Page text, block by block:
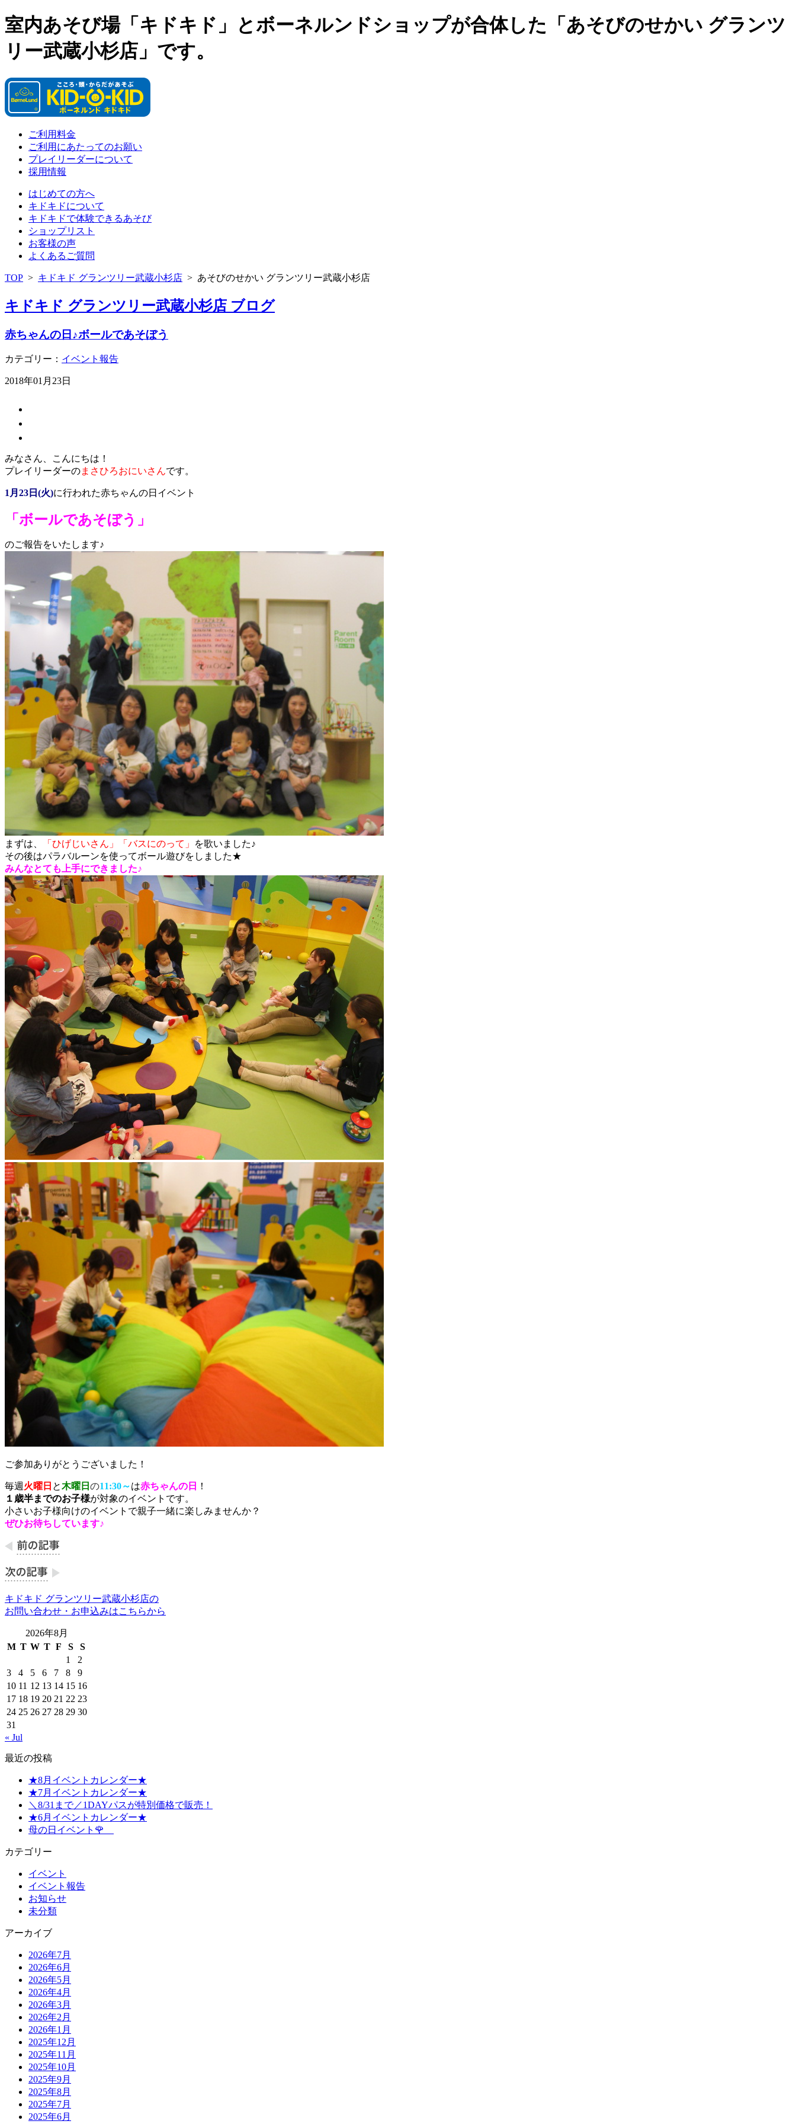
室内あそび場「キドキド」とボーネルンドショップが合体した「あそびのせかい グランツ
リー武蔵小杉店」です。
ご利用料金
ご利用にあたってのお願い
プレイリーダーについて
採用情報
はじめての方へ
キドキドについて
キドキドで体験できるあそび
ショップリスト
お客様の声
よくあるご質問
TOP > キドキド グランツリー武蔵小杉店 > あそびのせかい グランツリー武蔵小杉店
キドキド グランツリー武蔵小杉店 ブログ
赤ちゃんの日♪ボールであそぼう
カテゴリー： イベント報告
2018年01月23日
みなさん、こんにちは！
プレイリーダーのまさひろおにいさんです。
1月23日(火)に行われた赤ちゃんの日イベント
「 ボールであそぼう」
のご報告をいたします♪
まずは、 「ひげじいさん」「バスにのって」
を歌いました♪
その後はパラバルーンを使ってボール遊びをしました★
みんなとても上手にできました♪
ご参加ありがとうございました！
毎週火曜日 と木曜日 の11:30～は赤ちゃんの日
！
１歳半までのお子様が対象のイベントです。
小さいお子様向けのイベントで親子一緒に楽しみませんか？
ぜひお待ちしています♪
キドキド グランツリー武蔵小杉店の
お問い合わせ・お申込みはこちらから
2026年8月
M T W T F S
S
1
2
3
4 5 6 7 8
9
10 11 12 13 14 15 16
17 18 19 20 21 22 23
24 25 26 27 28 29 30
31
« Jul
最近の投稿
★8月イベントカレンダー★
★7月イベントカレンダー★
＼8/31まで／1DAYパスが特別価格で販売！
★6月イベントカレンダー★
母の日イベント🌹
カテゴリー
イベント
イベント報告
お知らせ
未分類
アーカイブ
2026年7月
2026年6月
2026年5月
2026年4月
2026年3月
2026年2月
2026年1月
2025年12月
2025年11月
2025年10月
2025年9月
2025年8月
2025年7月
2025年6月